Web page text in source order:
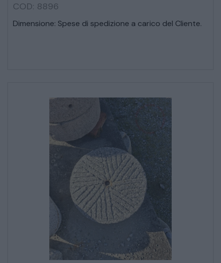
COD: 8896
Dimensione: Spese di spedizione a carico del Cliente.